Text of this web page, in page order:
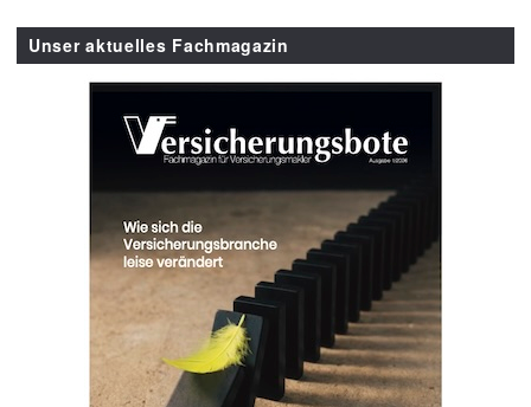
Unser aktuelles Fachmagazin